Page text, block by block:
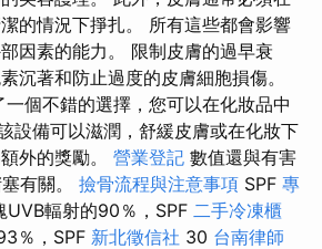
的情況下掙扎。 所有這些都會影響
因素的能力。 限制皮膚的過早衰
沉著和防止過度的皮膚細胞損傷。
一個不錯的選擇，您可以在化妝品中
設備可以滋潤，舒緩皮膚或在化妝下
外的獎勵。 營業登記 數值還與有害
有關。 撿骨流程與注意事項 SPF 專
UVB輻射的90％，SPF 二手冷凍櫃
％，SPF 新北徵信社 30 台南律師